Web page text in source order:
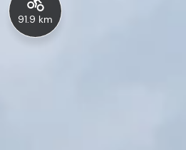
91.9 km